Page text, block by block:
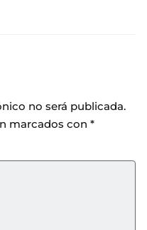
no será publicada.
marcados con *